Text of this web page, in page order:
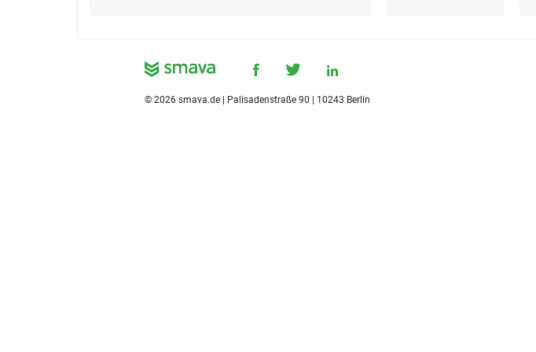
© 2026 smava.de | Palisadenstraße 90 | 10243 Berlin